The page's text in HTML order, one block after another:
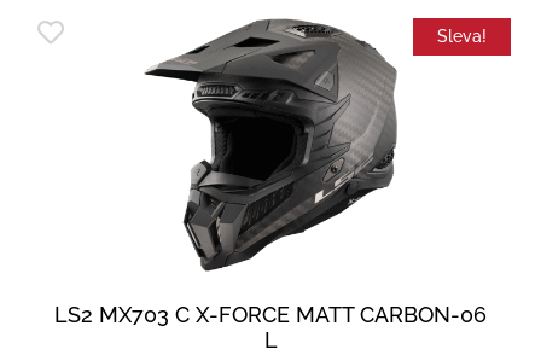
Sleva!
LS2 MX703 C X-FORCE MATT CARBON-06
L